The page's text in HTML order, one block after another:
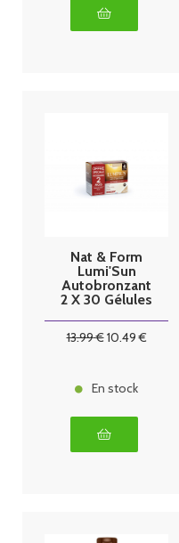
Nat & Form
Lumi'Sun
Autobronzant
2 X 30 Gélules
13.99€10.49€
En stock